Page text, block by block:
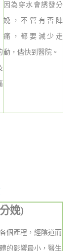
因為穿水會誘發分
娩，不管有否陣
痛，都要減少走
動，儘快到醫院。
娩)
個產程，經陰道而
的影響最小，醫生